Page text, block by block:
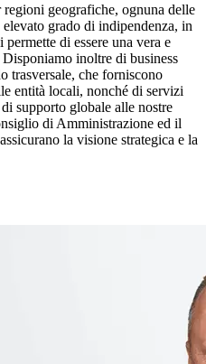
geografiche, ognuna delle
grado di indipendenza, in
di essere una vera e
inoltre di business
trasversale, che forniscono
entità locali, nonché di servizi
supporto globale alle nostre
di Amministrazione ed il
la visione strategica e la